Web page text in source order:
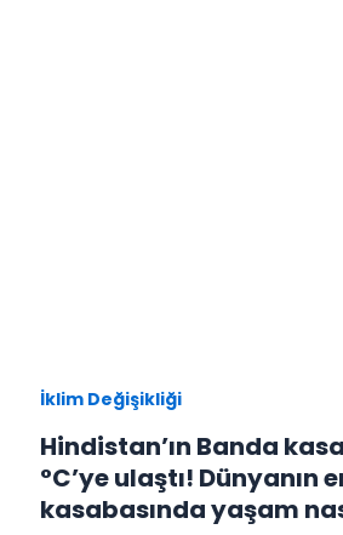
İklim Değişikliği
Hindistan’ın Banda
°C’ye ulaştı! Dünyanın
kasabasında yaşam